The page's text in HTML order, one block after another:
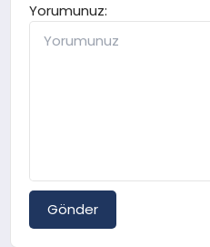
Yorumunuz:
Gönder